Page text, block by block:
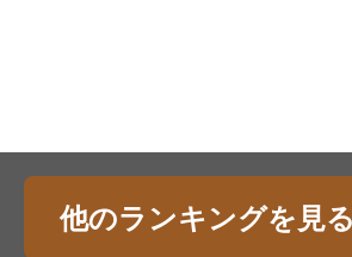
他のランキングを見る